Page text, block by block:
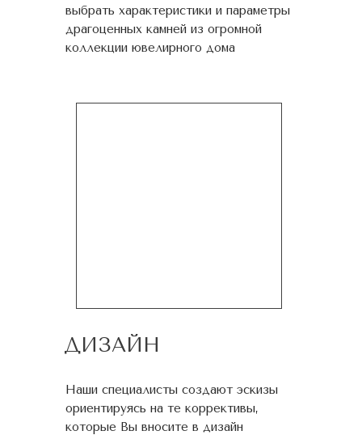
выбрать характеристики и параметры
драгоценных камней из огромной
коллекции ювелирного дома
ДИЗАЙН
Наши специалисты создают эскизы
ориентируясь на те коррективы,
которые Вы вносите в дизайн